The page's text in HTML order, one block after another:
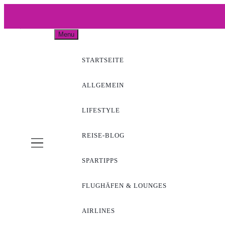
content
WOW-
Menu
STARTSEITE
ALLGEMEIN
LIFESTYLE
REISE-BLOG
SPARTIPPS
FLUGHÄFEN & LOUNGES
AIRLINES